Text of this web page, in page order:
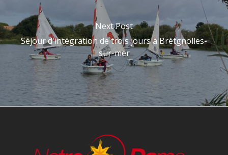
Next Post
Séjour d'intégration de trois jours à Brétgnolles-
sur-mer